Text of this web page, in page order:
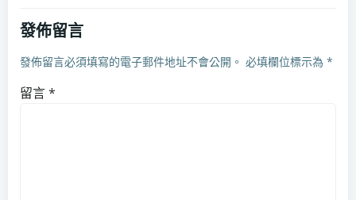
發佈留言
發佈留言必須填寫的電子郵件地址不會公開。 必填欄位標示為 *
留言*